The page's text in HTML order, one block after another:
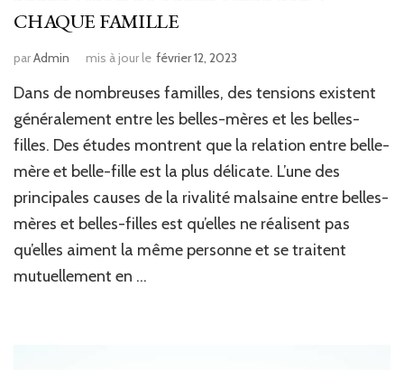
CHAQUE FAMILLE
parAdmin mis à jour le février 12, 2023
Dans de nombreuses familles, des tensions existent
généralement entre les belles-mères et les belles-
filles. Des études montrent que la relation entre belle-
mère et belle-fille est la plus délicate. L’une des
principales causes de la rivalité malsaine entre belles-
mères et belles-filles est qu’elles ne réalisent pas
qu’elles aiment la même personne et se traitent
mutuellement en …